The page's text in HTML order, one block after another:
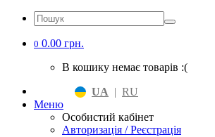
0 0.00 грн.
В кошику немає товарів :(
UA | RU
Меню
Особистий кабінет
Авторизація / Реєстрація